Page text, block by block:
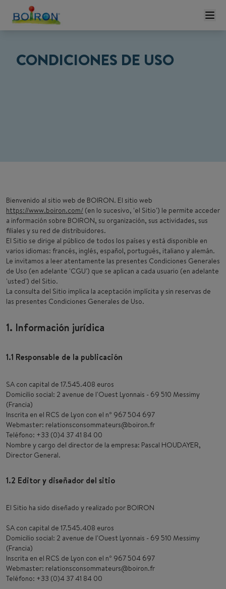
CONDICIONES DE USO
Bienvenido al sitio web de BOIRON. El sitio web
https://www.boiron.com/ (en lo sucesivo, 'el Sitio') le permite acceder
a información sobre BOIRON, su organización, sus actividades, sus
filiales y su red de distribuidores.
El Sitio se dirige al público de todos los países y está disponible en
varios idiomas: francés, inglés, español, portugués, italiano y alemán.
Le invitamos a leer atentamente las presentes Condiciones Generales
de Uso (en adelante 'CGU') que se aplican a cada usuario (en adelante
'usted') del Sitio.
La consulta del Sitio implica la aceptación implícita y sin reservas de
las presentes Condiciones Generales de Uso.
1. Información jurídica
1.1 Responsable de la publicación
SA con capital de 17.545.408 euros
Domicilio social: 2 avenue de l'Ouest Lyonnais - 69 510 Messimy
(Francia)
Inscrita en el RCS de Lyon con el nº 967 504 697
Webmaster: relationsconsommateurs@boiron.fr
Teléfono: +33 (0)4 37 41 84 00
Nombre y cargo del director de la empresa: Pascal HOUDAYER,
Director General.
1.2 Editor y diseñador del sitio
El Sitio ha sido diseñado y realizado por BOIRON
SA con capital de 17.545.408 euros
Domicilio social: 2 avenue de l'Ouest Lyonnais - 69 510 Messimy
(Francia)
Inscrita en el RCS de Lyon con el nº 967 504 697
Webmaster: relationsconsommateurs@boiron.fr
Teléfono: +33 (0)4 37 41 84 00